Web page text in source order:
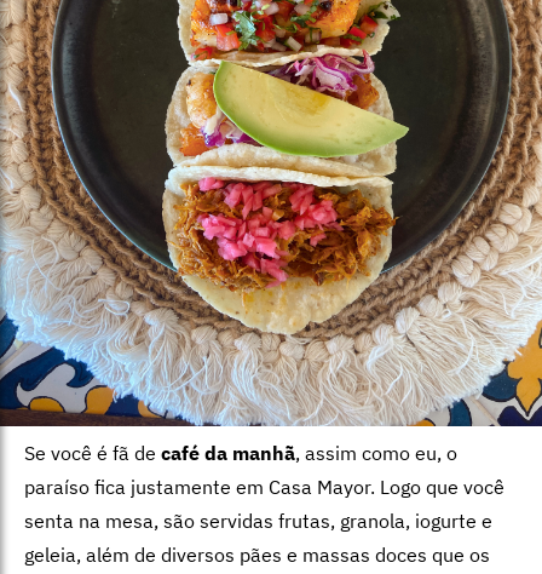
Se você é fã de café da manhã, assim como eu, o
paraíso fica justamente em Casa Mayor. Logo que você
senta na mesa, são servidas frutas, granola, iogurte e
geleia, além de diversos pães e massas doces que os